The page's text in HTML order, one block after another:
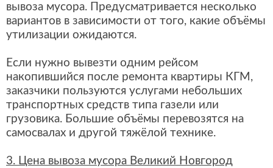
вывоза мусора. Предусматривается несколько
вариантов в зависимости от того, какие объёмы
утилизации ожидаются.
Если нужно вывезти одним рейсом
накопившийся после ремонта квартиры КГМ,
заказчики пользуются услугами небольших
транспортных средств типа газели или
грузовика. Большие объёмы перевозятся на
самосвалах и другой тяжёлой технике.
3. Цена вывоза мусора Великий Новгород